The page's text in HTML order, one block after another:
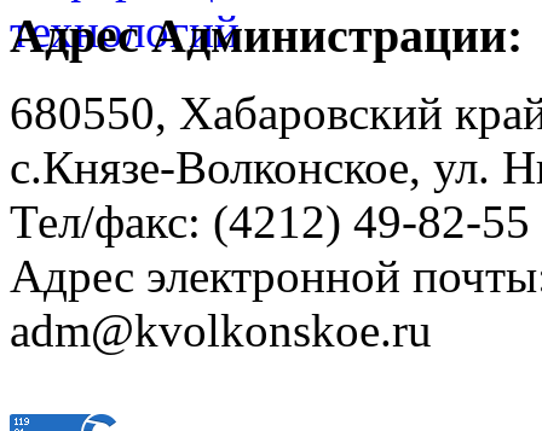
Адрес Администрации:
680550, Хабаровский
с.Князе-Волконское, ул.
Тел/факс: (4212) 49-82-55
Адрес электронной
adm@kvolkonskoe.ru